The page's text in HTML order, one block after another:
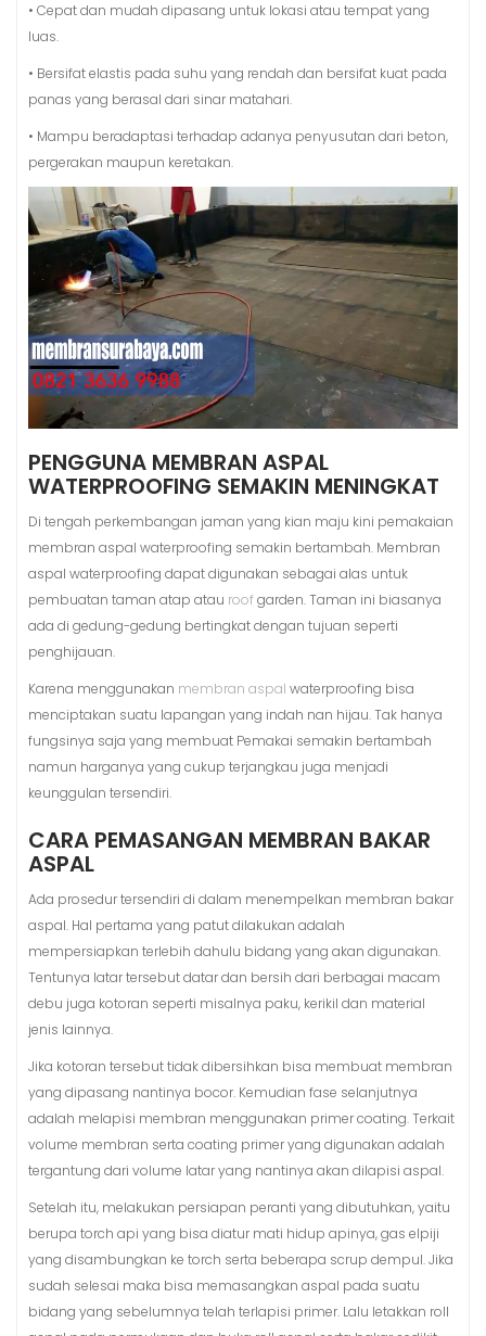
• Cepat dan mudah dipasang untuk lokasi atau tempat yang
luas.
• Bersifat elastis pada suhu yang rendah dan bersifat kuat pada
panas yang berasal dari sinar matahari.
• Mampu beradaptasi terhadap adanya penyusutan dari beton,
pergerakan maupun keretakan.
PENGGUNA MEMBRAN ASPAL
WATERPROOFING SEMAKIN MENINGKAT
Di tengah perkembangan jaman yang kian maju kini pemakaian
membran aspal waterproofing semakin bertambah. Membran
aspal waterproofing dapat digunakan sebagai alas untuk
pembuatan taman atap atau roofgarden. Taman ini biasanya
ada di gedung-gedung bertingkat dengan tujuan seperti
penghijauan.
Karena menggunakan membran aspal waterproofing bisa
menciptakan suatu lapangan yang indah nan hijau. Tak hanya
fungsinya saja yang membuat Pemakai semakin bertambah
namun harganya yang cukup terjangkau juga menjadi
keunggulan tersendiri.
CARA PEMASANGAN MEMBRAN BAKAR
ASPAL
Ada prosedur tersendiri di dalam menempelkan membran bakar
aspal. Hal pertama yang patut dilakukan adalah
mempersiapkan terlebih dahulu bidang yang akan digunakan.
Tentunya latar tersebut datar dan bersih dari berbagai macam
debu juga kotoran seperti misalnya paku, kerikil dan material
jenis lainnya.
Jika kotoran tersebut tidak dibersihkan bisa membuat membran
yang dipasang nantinya bocor. Kemudian fase selanjutnya
adalah melapisi membran menggunakan primer coating. Terkait
volume membran serta coating primer yang digunakan adalah
tergantung dari volume latar yang nantinya akan dilapisi aspal.
Setelah itu, melakukan persiapan peranti yang dibutuhkan, yaitu
berupa torch api yang bisa diatur mati hidup apinya, gas elpiji
yang disambungkan ke torch serta beberapa scrup dempul. Jika
sudah selesai maka bisa memasangkan aspal pada suatu
bidang yang sebelumnya telah terlapisi primer. Lalu letakkan roll